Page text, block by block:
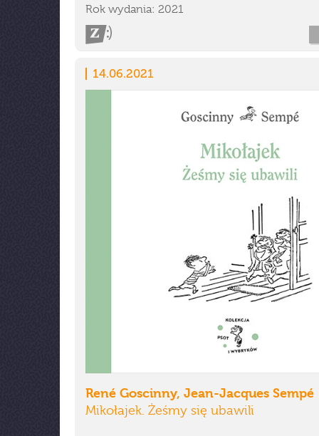
Rok wydania: 2021
14.06.2021
René Goscinny, Jean-Jacques Sempé
Mikołajek. Żeśmy się ubawili